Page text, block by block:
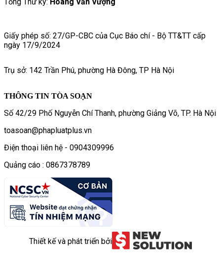
Giấy phép số: 27/GP-CBC của Cục Báo chí - Bộ TT&TT cấp
ngày 17/9/2024
Trụ sở: 142 Trần Phú, phường Hà Đông, TP Hà Nội
THÔNG TIN TÒA SOẠN
Số 42/29 Phố Nguyễn Chí Thanh, phường Giảng Võ, TP. Hà Nội
toasoan@phapluatplus.vn
Điện thoại liên hệ - 0904309996
Quảng cáo : 0867378789
Thiết kế và phát triển bởi